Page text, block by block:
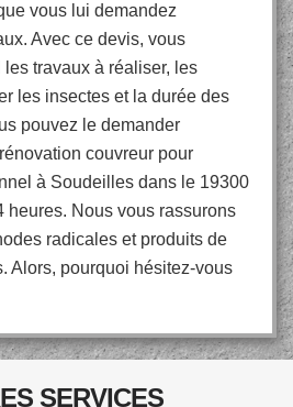
vous lui demandez
Avec ce devis, vous
travaux à réaliser, les
les insectes et la durée des
pouvez le demander
couvreur pour
à Soudeilles dans le 19300
heures. Nous vous rassurons
radicales et produits de
Alors, pourquoi hésitez-vous
SERVICES